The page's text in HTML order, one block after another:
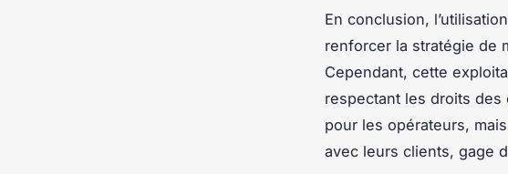
En conclusion,
renforcer la stratégie de
Cependant, cette
respectant les droits
pour les opérateurs,
avec leurs clients, gage